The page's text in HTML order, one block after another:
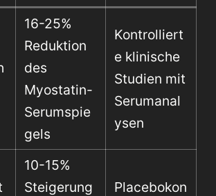
16-25%
Reduktion
des
Myostatin-
Serumspie
gels
Kontrolliert
e klinische
Studien mit
Serumanal
ysen
10-15%
Steigerung
Placebokon